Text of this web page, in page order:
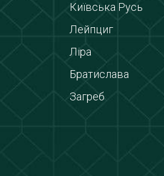
Київська Русь
Лейпциг
Ліра
Братислава
Загреб